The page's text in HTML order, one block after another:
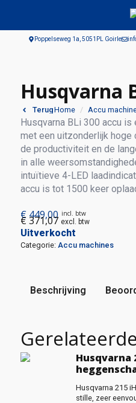
Poppelseweg 1a, 5051PL Goirle
Husqvarna
TerugHome Accu
Husqvarna BLi 300 accu
met een uitzonderlijk hoge
de productiviteit en de
in alle
intuïtieve 4-LED
accu is tot 1500 keer
€449,00 incl. btw
€ 371,07 excl. btw
Uitverkocht
Categorie: Accu machines
Beschrijving
Husqvarna
Husqvarna 215
stille, zeer